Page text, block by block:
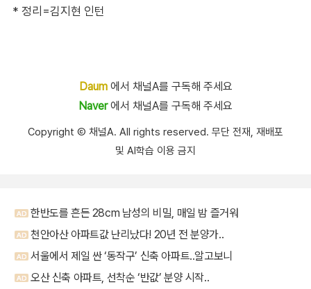
* 정리=김지현 인턴
Daum에서 채널A를 구독해 주세요
Naver에서 채널A를 구독해 주세요
Copyright Ⓒ 채널A. All rights reserved. 무단 전재, 재배포
및 AI학습 이용 금지